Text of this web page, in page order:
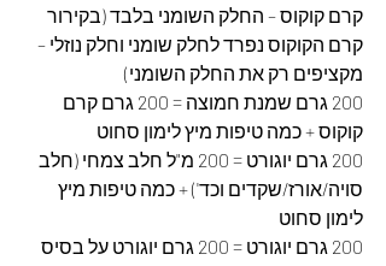
קרם קוקוס – החלק השומני בלבד (בקירור
קרם הקוקוס נפרד לחלק שומני וחלק נוזלי –
מקציפים רק את החלק השומני)
200 גרם שמנת חמוצה = 200 גרם קרם
קוקוס + כמה טיפות מיץ לימון סחוט
200 גרם יוגורט = 200 מ"ל חלב צמחי (חלב
סויה/אורז/שקדים וכד') + כמה טיפות מיץ
לימון סחוט
200 גרם יוגורט = 200 גרם יוגורט על בסיס